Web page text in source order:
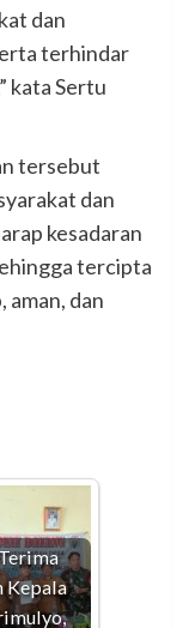
dan
terhindar
kata Sertu
tersebut
dan
kesadaran
tercipta
aman, dan
Kepala